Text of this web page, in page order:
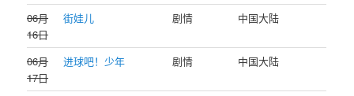
06月
16日
街娃儿 剧情 中国大陆
06月
17日
进球吧！少年 剧情 中国大陆